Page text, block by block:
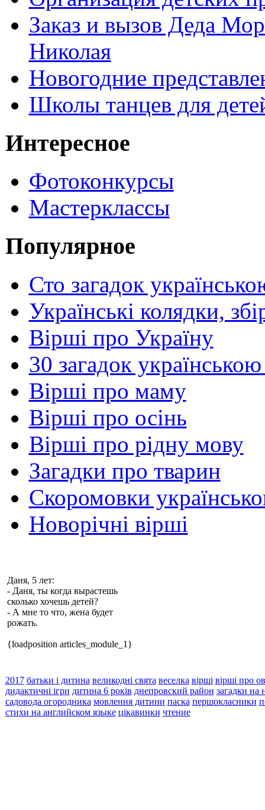
Заказ и вызов Деда
Николая
Новогодние
Школы танцев для
Интересное
Фотоконкурсы
Мастерклассы
Популярное
Сто загадок
Українські колядки,
Вірші про Україну
30 загадок
Вірші про маму
Вірші про осінь
Вірші про рідну мову
Загадки про тварин
Скоромовки
Новорічні вірші
Даня, 5 лет:
- Даня, ты когда вырастешь
сколько хочешь детей?
- А мне то что, жена будет
рожать.
{loadposition articles_module_1}
2017 батьки і дитина великодні свята веселка вірші вірші про
дидактичні ігри дитина 6 років днепровский район загадки на
садовода огородника мовлення дитини паска першокласники
стихи на английском языке цікавинки чтение